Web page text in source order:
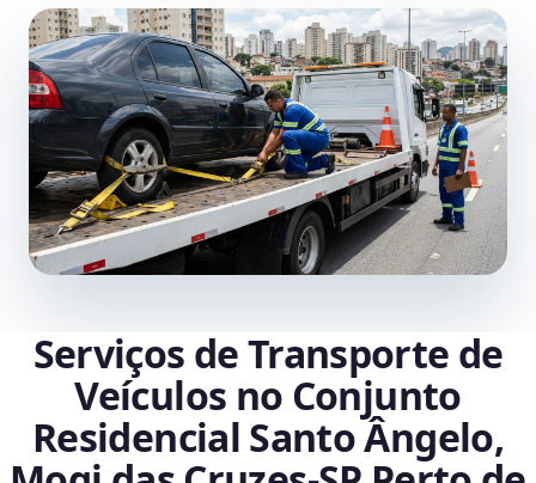
Serviços de Transporte de
Veículos no Conjunto
Residencial Santo Ângelo,